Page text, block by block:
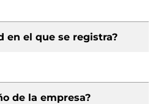
en el que se registra?
de la empresa?